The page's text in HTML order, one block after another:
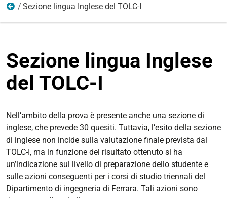
TOLC
Sezione lingua Inglese del TOLC-I
Sezione lingua Inglese
del TOLC-I
Nell’ambito della prova è presente anche una sezione di
inglese, che prevede 30 quesiti. Tuttavia, l’esito della sezione
di inglese non incide sulla valutazione finale prevista dal
TOLC-I, ma in funzione del risultato ottenuto si ha
un’indicazione sul livello di preparazione dello studente e
sulle azioni conseguenti per i corsi di studio triennali del
Dipartimento di ingegneria di Ferrara. Tali azioni sono